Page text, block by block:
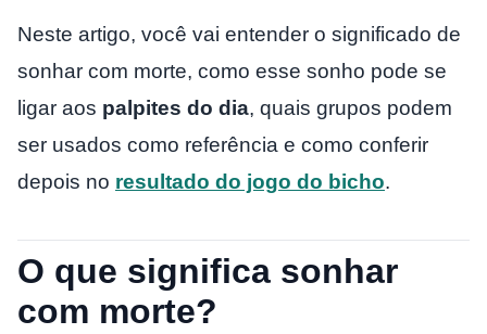
Neste artigo, você vai entender o significado de
sonhar com morte, como esse sonho pode se
ligar aos palpites do dia, quais grupos podem
ser usados como referência e como conferir
depois no resultado do jogo do bicho.
O que significa sonhar
com morte?